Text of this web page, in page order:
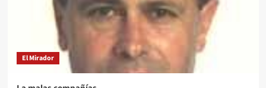
El Mirador